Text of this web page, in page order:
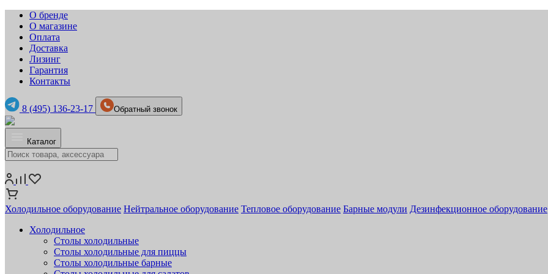
О бренде
О магазине
Оплата
Доставка
Лизинг
Гарантия
Контакты
8 (495) 136-23-17 Обратный звонок
Каталог
Холодильное оборудование Нейтральное оборудование Тепловое оборудование Барные модули Дезинфекционное оборудование
Холодильное
Столы холодильные
Столы холодильные для пиццы
Столы холодильные барные